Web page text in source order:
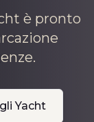
è pronto
Yacht